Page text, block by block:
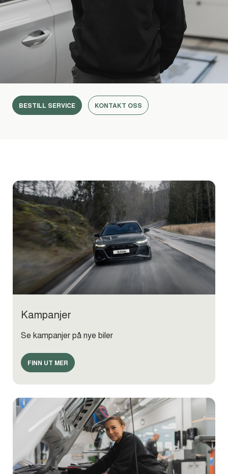
BESTILL SERVICE KONTAKT OSS
Kampanjer
Se kampanjer på nye biler
FINN UT MER